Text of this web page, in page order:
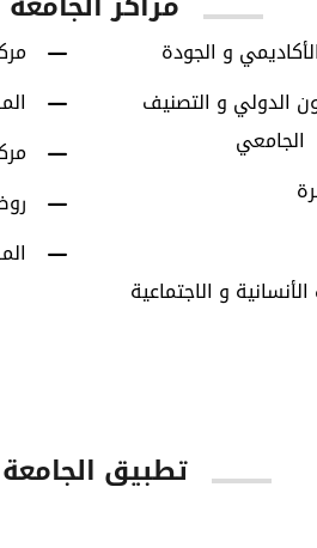
و الجودة
الدولي و التصنيف
الجامعي
و الاجتماعية
تطبيق الجامعة